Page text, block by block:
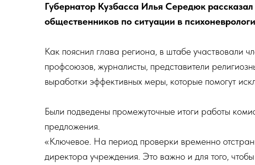
Губернатор Кузбасса Илья Середюк
общественников по ситуации в
Как пояснил глава региона, в штабе участвовали
профсоюзов, журналисты, представители
выработки эффективных меры, которые помогут
Были подведены промежуточные итоги работы
предложения.
«Ключевое. На период проверки временно
директора учреждения. Это важно и для того,